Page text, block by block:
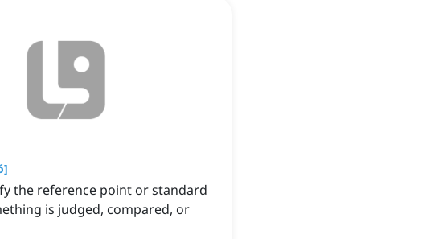
]
the reference point or standard
is judged, compared, or